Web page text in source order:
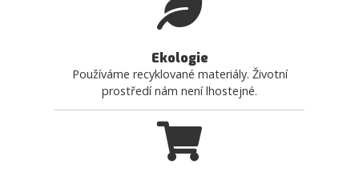
Ekologie
Používáme recyklované materiály. Životní
prostředí nám není lhostejné.